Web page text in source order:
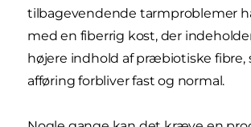
tilbagevendende tarmproblemer
med en fiberrig kost, der
højere indhold af præbiotiske fibre,
afføring forbliver fast og normal.